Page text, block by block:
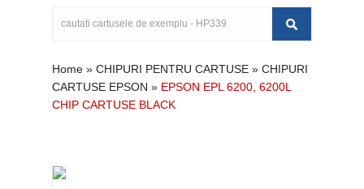
Home » CHIPURI PENTRU CARTUSE » CHIPURI
CARTUSE EPSON » EPSON EPL 6200, 6200L
CHIP CARTUSE BLACK